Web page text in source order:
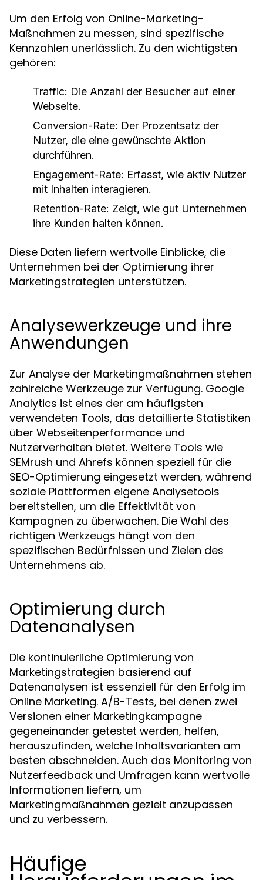
Um den Erfolg von Online-Marketing-
Maßnahmen zu messen, sind spezifische
Kennzahlen unerlässlich. Zu den wichtigsten
gehören:
Traffic: Die Anzahl der Besucher auf einer
Webseite.
Conversion-Rate: Der Prozentsatz der
Nutzer, die eine gewünschte Aktion
durchführen.
Engagement-Rate: Erfasst, wie aktiv Nutzer
mit Inhalten interagieren.
Retention-Rate: Zeigt, wie gut Unternehmen
ihre Kunden halten können.
Diese Daten liefern wertvolle Einblicke, die
Unternehmen bei der Optimierung ihrer
Marketingstrategien unterstützen.
Analysewerkzeuge und ihre
Anwendungen
Zur Analyse der Marketingmaßnahmen stehen
zahlreiche Werkzeuge zur Verfügung. Google
Analytics ist eines der am häufigsten
verwendeten Tools, das detaillierte Statistiken
über Webseitenperformance und
Nutzerverhalten bietet. Weitere Tools wie
SEMrush und Ahrefs können speziell für die
SEO-Optimierung eingesetzt werden, während
soziale Plattformen eigene Analysetools
bereitstellen, um die Effektivität von
Kampagnen zu überwachen. Die Wahl des
richtigen Werkzeugs hängt von den
spezifischen Bedürfnissen und Zielen des
Unternehmens ab.
Optimierung durch
Datenanalysen
Die kontinuierliche Optimierung von
Marketingstrategien basierend auf
Datenanalysen ist essenziell für den Erfolg im
Online Marketing. A/B-Tests, bei denen zwei
Versionen einer Marketingkampagne
gegeneinander getestet werden, helfen,
herauszufinden, welche Inhaltsvarianten am
besten abschneiden. Auch das Monitoring von
Nutzerfeedback und Umfragen kann wertvolle
Informationen liefern, um
Marketingmaßnahmen gezielt anzupassen
und zu verbessern.
Häufige